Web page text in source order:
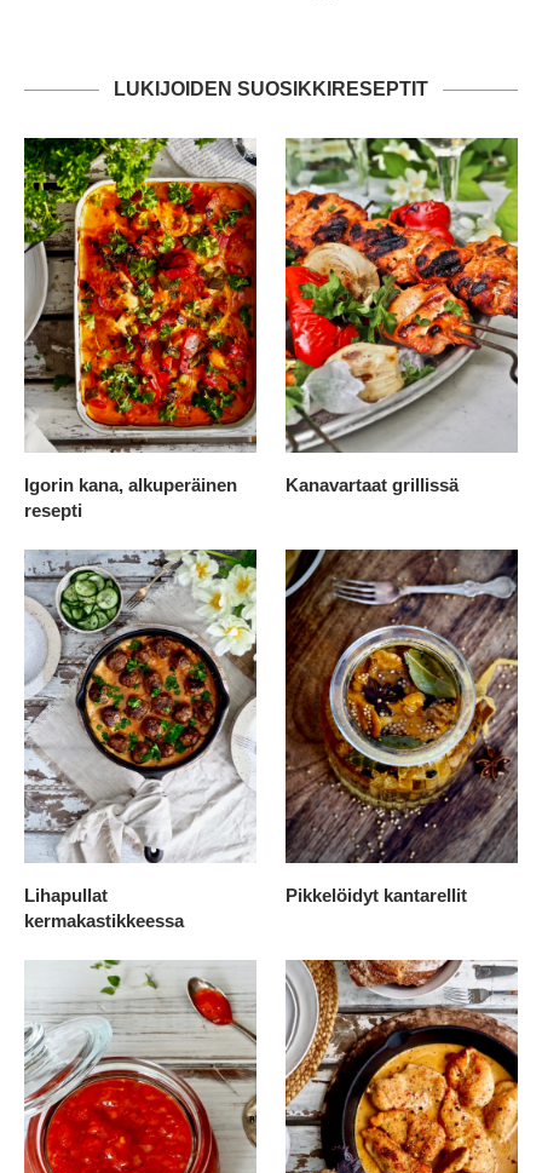
LUKIJOIDEN SUOSIKKIRESEPTIT
Igorin kana, alkuperäinen
resepti
Kanavartaat grillissä
Lihapullat
kermakastikkeessa
Pikkelöidyt kantarellit